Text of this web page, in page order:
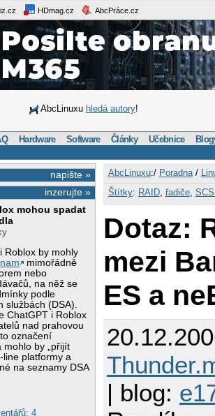
HDmag.cz AbcPráce.cz
AbcLinuxu hledá autory!
Hardware Software Články Učebnice
napište »
inzerujte »
mohou spadat
Roblox by mohly
mimořádně
nebo
na něž se
podle
službách (DSA).
ChatGPT i Roblox
nad prahovou
označení
mohlo by „přijít
line platformy a
na seznamy DSA
4
AbcLinuxu:/ Poradna/
Štítky: RAID, řadiče,
Dotaz:
mezi
ES a
| blog: